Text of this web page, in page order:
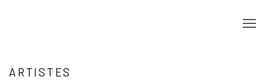
ARTISTES